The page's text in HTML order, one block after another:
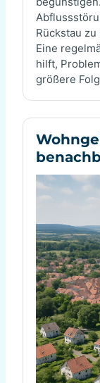
Rückstau
Eine
hilft,
größere